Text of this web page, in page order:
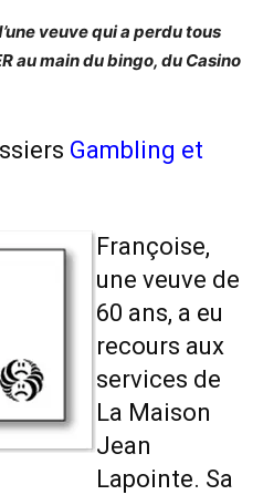
veuve qui a perdu tous
au main du bingo, du Casino
Gambling et
Françoise,
une veuve de
60 ans, a eu
recours aux
services de
La Maison
Jean
Lapointe. Sa